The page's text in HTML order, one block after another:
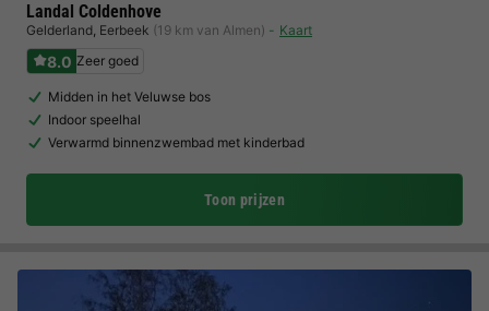
Landal Coldenhove
Gelderland, Eerbeek (19 km van Almen) Kaart
8.0 Zeer goed
Midden in het Veluwse bos
Indoor speelhal
Verwarmd binnenzwembad met kinderbad
Toon prijzen